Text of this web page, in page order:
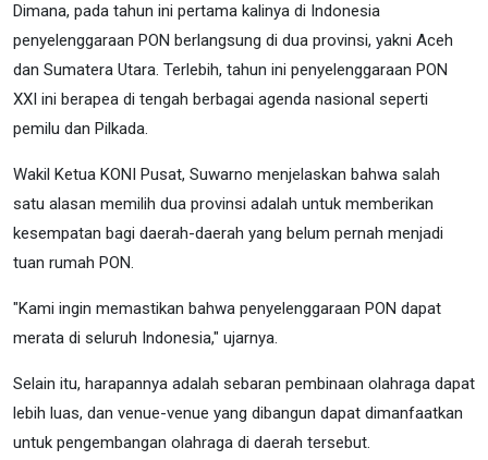
Dimana, pada tahun ini pertama kalinya di Indonesia
penyelenggaraan PON berlangsung di dua provinsi, yakni Aceh
dan Sumatera Utara. Terlebih, tahun ini penyelenggaraan PON
XXI ini berapea di tengah berbagai agenda nasional seperti
pemilu dan Pilkada.
Wakil Ketua KONI Pusat, Suwarno menjelaskan bahwa salah
satu alasan memilih dua provinsi adalah untuk memberikan
kesempatan bagi daerah-daerah yang belum pernah menjadi
tuan rumah PON.
"Kami ingin memastikan bahwa penyelenggaraan PON dapat
merata di seluruh Indonesia," ujarnya.
Selain itu, harapannya adalah sebaran pembinaan olahraga dapat
lebih luas, dan venue-venue yang dibangun dapat dimanfaatkan
untuk pengembangan olahraga di daerah tersebut.